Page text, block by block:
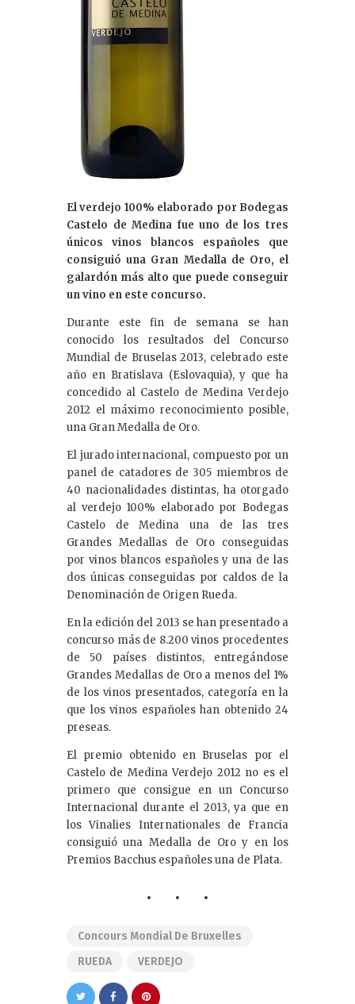
El verdejo 100% elaborado por Bodegas
Castelo de Medina fue uno de los tres
únicos vinos blancos españoles que
consiguió una Gran Medalla de Oro, el
galardón más alto que puede conseguir
un vino en este concurso.
Durante este fin de semana se han
conocido los resultados del Concurso
Mundial de Bruselas 2013, celebrado este
año en Bratislava (Eslovaquia), y que ha
concedido al Castelo de Medina Verdejo
2012 el máximo reconocimiento posible,
una Gran Medalla de Oro.
El jurado internacional, compuesto por un
panel de catadores de 305 miembros de
40 nacionalidades distintas, ha otorgado
al verdejo 100% elaborado por Bodegas
Castelo de Medina una de las tres
Grandes Medallas de Oro conseguidas
por vinos blancos españoles y una de las
dos únicas conseguidas por caldos de la
Denominación de Origen Rueda.
En la edición del 2013 se han presentado a
concurso más de 8.200 vinos procedentes
de 50 países distintos, entregándose
Grandes Medallas de Oro a menos del 1%
de los vinos presentados, categoría en la
que los vinos españoles han obtenido 24
preseas.
El premio obtenido en Bruselas por el
Castelo de Medina Verdejo 2012 no es el
primero que consigue en un Concurso
Internacional durante el 2013, ya que en
los Vinalies Internationales de Francia
consiguió una Medalla de Oro y en los
Premios Bacchus españoles una de Plata.
Concours Mondial De Bruxelles
RUEDA
VERDEJO